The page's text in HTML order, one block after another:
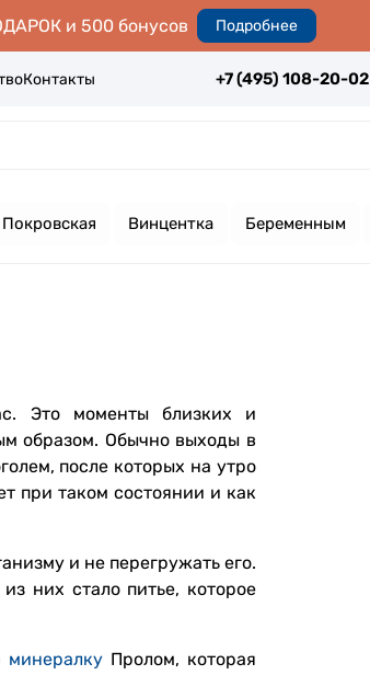
и 500 бонусов Подробнее
Контакты +7 (495) 108-20-02
Покровская Винцентка Беременным
Это моменты близких и
образом. Обычно выходы в
после которых на утро
при таком состоянии и как
и не перегружать его.
них стало питье, которое
минералкуПролом, которая